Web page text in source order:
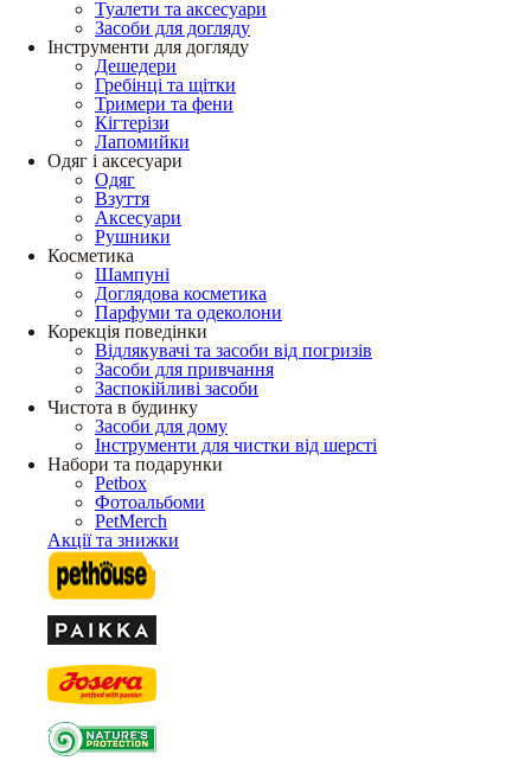
Туалети та аксесуари
Засоби для догляду
Інструменти для догляду
Дешедери
Гребінці та щітки
Тримери та фени
Кігтерізи
Лапомийки
Одяг і аксесуари
Одяг
Взуття
Аксесуари
Рушники
Косметика
Шампуні
Доглядова косметика
Парфуми та одеколони
Корекція поведінки
Відлякувачі та засоби від погризів
Засоби для привчання
Заспокійливі засоби
Чистота в будинку
Засоби для дому
Інструменти для чистки від шерсті
Набори та подарунки
Petbox
Фотоальбоми
PetMerch
Акції та знижки